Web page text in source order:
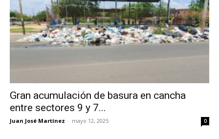
Gran acumulación de basura en cancha
entre sectores 9 y 7...
Juan José Martínez - mayo 12, 2025 0